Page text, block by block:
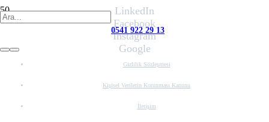
0541 922 29 13
LinkedIn
Facebook
Instagram
Google
Gizlilik Sözleşmesi
Kişisel Verilerin Korunması Kanunu
İletişim